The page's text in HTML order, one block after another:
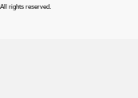
rights reserved.